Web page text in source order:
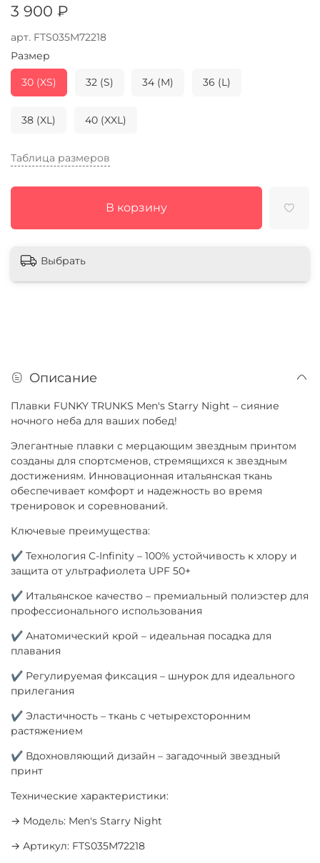
арт. FTS035M72218
3 900 ₽
Таблица размеров
В корзину
Размер
30 (XS) 32 (S) 34 (M) 36 (L)
38 (XL) 40 (XXL)
Выбрать
Описание
Плавки FUNKY TRUNKS Men's Starry Night – сияние
ночного неба для ваших побед!
Элегантные плавки с мерцающим звездным принтом
созданы для спортсменов, стремящихся к звездным
достижениям. Инновационная итальянская ткань
обеспечивает комфорт и надежность во время
тренировок и соревнований.
Ключевые преимущества:
✔ Технология C-Infinity – 100% устойчивость к хлору и
защита от ультрафиолета UPF 50+
✔ Итальянское качество – премиальный полиэстер для
профессионального использования
✔ Анатомический крой – идеальная посадка для
плавания
✔ Регулируемая фиксация – шнурок для идеального
прилегания
✔ Эластичность – ткань с четырехсторонним
растяжением
✔ Вдохновляющий дизайн – загадочный звездный
принт
Технические характеристики:
→ Модель: Men's Starry Night
→ Артикул: FTS035M72218